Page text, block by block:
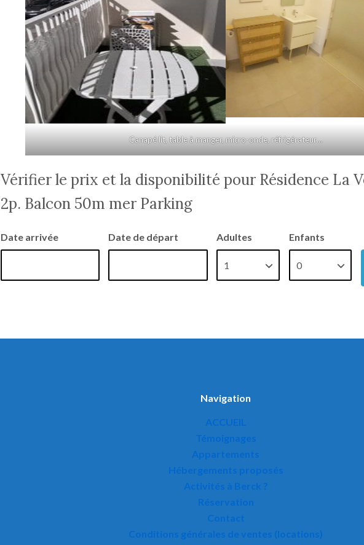
Canapé lit, table à manger, micro-onde, réfrigérateur…
Vérifier le prix et la disponibilité pour Résidence La
2p. Balcon 50m mer Parking
Date arrivée Date de départ Adultes Enfants
Navigation
ACCUEIL
Témoignages
Appartements
Hébergements proposés
Activités à Berck ?
Réservation
Contact
Conditions générales de ventes (locations)